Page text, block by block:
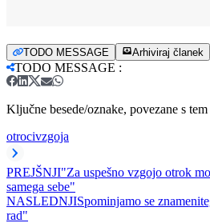
TODO MESSAGE Arhiviraj članek
TODO MESSAGE :
Ključne besede/oznake, povezane s
otrocivzgoja
PREJŠNJI"Za uspešno vzgojo otrok
samega sebe"
NASLEDNJISpominjamo se
rad"